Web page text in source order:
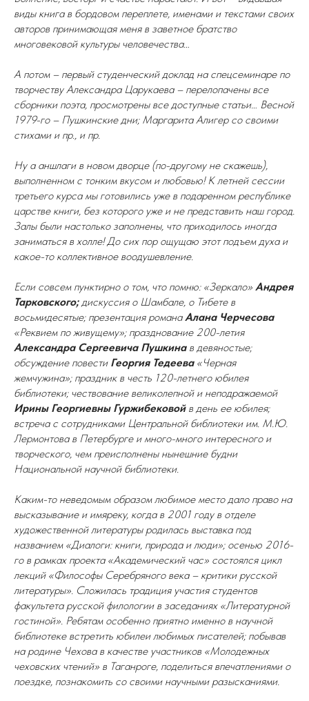
виды книга в бордовом переплете, именами и текстами своих
авторов принимающая меня в заветное братство
многовековой культуры человечества…
А потом – первый студенческий доклад на спецсеминаре по
творчеству Александра Царукаева – перелопачены все
сборники поэта, просмотрены все доступные статьи… Весной
1979-го – Пушкинские дни; Маргарита Алигер со своими
стихами и пр., и пр.
Ну а аншлаги в новом дворце (по-другому не скажешь),
выполненном с тонким вкусом и любовью! К летней сессии
третьего курса мы готовились уже в подаренном республике
царстве книги, без которого уже и не представить наш город.
Залы были настолько заполнены, что приходилось иногда
заниматься в холле! До сих пор ощущаю этот подъем духа и
какое-то коллективное воодушевление.
Если совсем пунктирно о том, что помню: «Зеркало» Андрея
Тарковского;дискуссия о Шамбале, о Тибете в
восьмидесятые; презентация романаАлана Черчесова
«Реквием по живущему»; празднование 200-летия
Александра Сергеевича Пушкинав девяностые;
обсуждение повести Георгия Тедеева«Черная
жемчужина»; праздник в честь 120-летнего юбилея
библиотеки; чествование великолепной и неподражаемой
Ирины Георгиевны Гуржибековой в день ее юбилея;
встреча с сотрудниками Центральной библиотеки им. М.Ю.
Лермонтова в Петербурге и много-много интересного и
творческого, чем преисполнены нынешние будни
Национальной научной библиотеки.
Каким-то неведомым образом любимое место дало право на
высказывание и имяреку, когда в 2001 году в отделе
художественной литературы родилась выставка под
названием «Диалоги: книги, природа и люди»; осенью 2016-
го в рамках проекта «Академический час» состоялся цикл
лекций «Философы Серебряного века – критики русской
литературы». Сложилась традиция участия студентов
факультета русской филологии в заседаниях «Литературной
гостиной». Ребятам особенно приятно именно в научной
библиотеке встретить юбилеи любимых писателей; побывав
на родине Чехова в качестве участников «Молодежных
чеховских чтений» в Таганроге, поделиться впечатлениями о
поездке, познакомить со своими научными разысканиями.